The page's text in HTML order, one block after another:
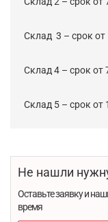
Cклад 3 – срок от
Склад 4 – срок от
Склад 5 – срок от
Не нашли
Оставьте заявку и
время